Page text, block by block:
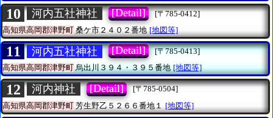
10 河内五社神社 [Detail]
[〒785-0412]
高知県高岡郡津野町 桑ケ市２４０２番地 [地図等]
11 河内五社神社 [Detail]
[〒785-0413]
高知県高岡郡津野町烏出川３９４・３９５番地 [地図等]
12 河内神社 [Detail]
[〒785-0504]
高知県高岡郡津野町 芳生野乙５２６６番地１ [地図等]